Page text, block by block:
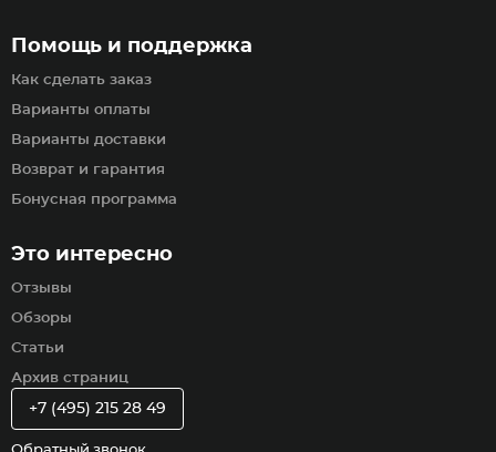
Помощь и поддержка
Как сделать заказ
Варианты оплаты
Варианты доставки
Возврат и гарантия
Бонусная программа
Это интересно
Отзывы
Обзоры
Статьи
Архив страниц
+7 (495) 215 28 49